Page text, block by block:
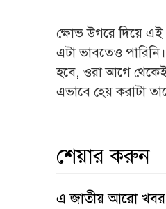
ক্ষোভ উগরে দিয়ে এই
এটা ভাবতেও
হবে, ওরা আগে থেকেই
এভাবে হেয় করাটা
শেয়ার করুন
এ জাতীয় আরো খবর